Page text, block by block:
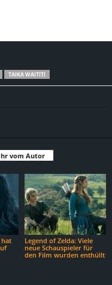
TAIKA WAITITI
vom Autor
Legend of Zelda: Viele
neue Schauspieler für
den Film wurden enthüllt